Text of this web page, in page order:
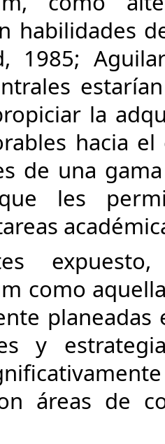
habilidades
1985;
la
hacia
de una
les
como
y
áreas de